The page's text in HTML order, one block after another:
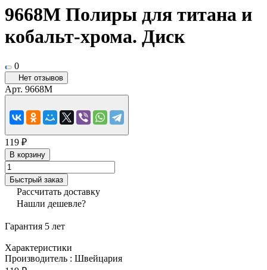
9668M Полиры для титана и
кобальт-хрома. Диск
0
Нет отзывов
Арт. 9668M
119 ₽
В корзину
Быстрый заказ
Рассчитать доставку
Нашли дешевле?
Гарантия 5 лет
Характеристики
Производитель : Швейцария